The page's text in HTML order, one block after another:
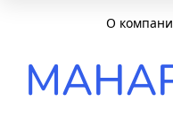
О